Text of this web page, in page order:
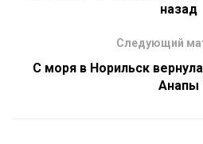
назад
Следующий
С моря в Норильск
Анапы